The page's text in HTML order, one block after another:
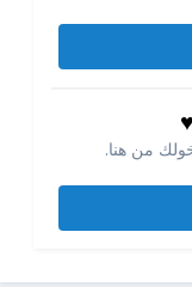
من هنا.